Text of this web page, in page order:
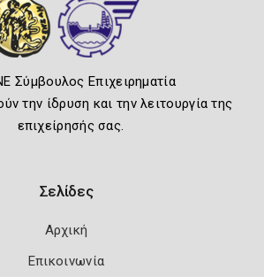
Σύμβουλος Επιχειρηματία
την ίδρυση και την λειτουργία της
επιχείρησής σας.
Σελίδες
Αρχική
Επικοινωνία